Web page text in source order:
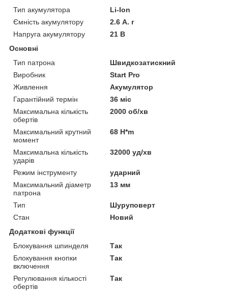
Тип акумулятора
Li-Ion
Ємність акумулятору
2.6 А. г
Напруга акумулятору
21 В
Основні
Тип патрона
Швидкозатискний
Виробник
Start Pro
Живлення
Акумулятор
Гарантійний термін
36 міс
Максимальна кількість
обертів
2000 об/хв
Максимальний крутний
момент
68 H*m
Максимальна кількість
ударів
32000 уд/хв
Режим інструменту
ударний
Максимальний діаметр
патрона
13 мм
Тип
Шуруповерт
Стан
Новий
Додаткові функції
Блокування шпинделя
Так
Блокування кнопки
включення
Так
Регулювання кількості
обертів
Так